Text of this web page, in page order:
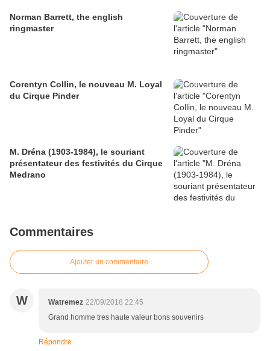
Norman Barrett, the english
ringmaster
Corentyn Collin, le nouveau M. Loyal
du Cirque Pinder
M. Dréna (1903-1984), le souriant
présentateur des festivités du Cirque
Medrano
Commentaires
Ajouter un commentaire
W Watremez 22/09/2018 22:45
Grand homme tres haute valeur bons souvenirs
Répondre